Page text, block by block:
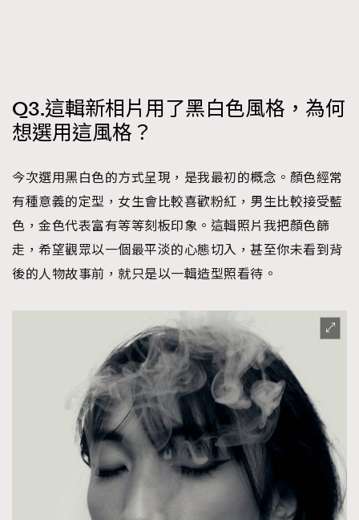
Q3.這輯新相片用了黑白色風格，為何
想選用這風格？
今次選用黑白色的方式呈現，是我最初的概念。顏色經常
有種意義的定型，女生會比較喜歡粉紅，男生比較接受藍
色，金色代表富有等等刻板印象。這輯照片我把顏色篩
走，希望觀眾以一個最平淡的心態切入，甚至你未看到背
後的人物故事前，就只是以一輯造型照看待。